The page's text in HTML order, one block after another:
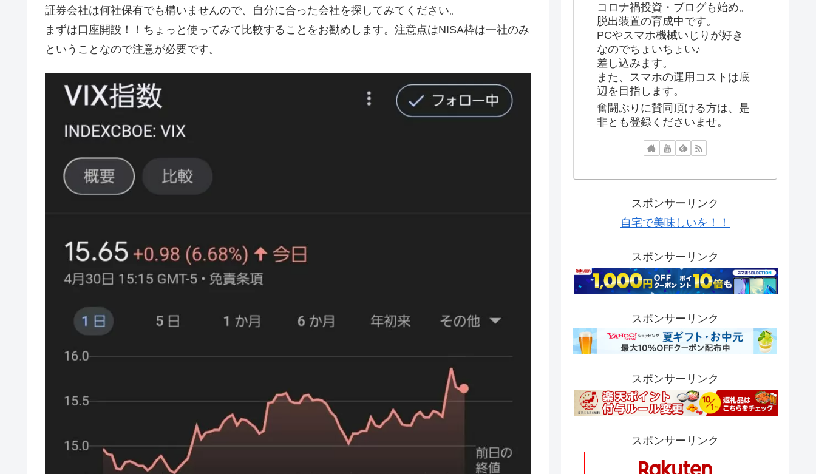
証券会社は何社保有でも構いませんので、自分に合った会社を探してみてください。
まずは口座開設！！ちょっと使ってみて比較することをお勧めします。注意点はNISA枠は一社のみ
ということなので注意が必要です。
コロナ禍投資・ブログも始め。
脱出装置の育成中です。
PCやスマホ機械いじりが好き
なのでちょいちょい♪
差し込みます。
また、スマホの運用コストは底
辺を目指します。
奮闘ぶりに賛同頂ける方は、是
非とも登録くださいませ。
スポンサーリンク
自宅で美味しいを！！
スポンサーリンク
スポンサーリンク
スポンサーリンク
スポンサーリンク